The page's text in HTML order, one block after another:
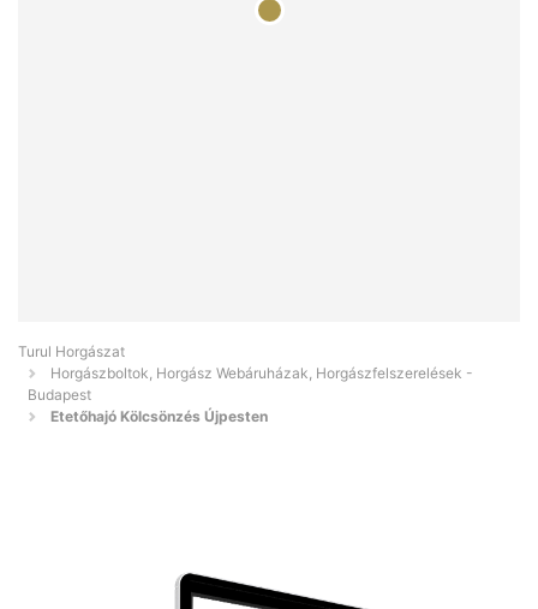
Turul Horgászat
Horgászboltok, Horgász Webáruházak, Horgászfelszerelések -
Budapest
Etetőhajó Kölcsönzés Újpesten